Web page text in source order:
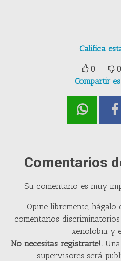
Califica
0 0
Compartir
Comentarios
Su comentario es muy
Opine libremente,
comentarios
xenofobia y
No necesitas registrarte!.Una
supervisores será